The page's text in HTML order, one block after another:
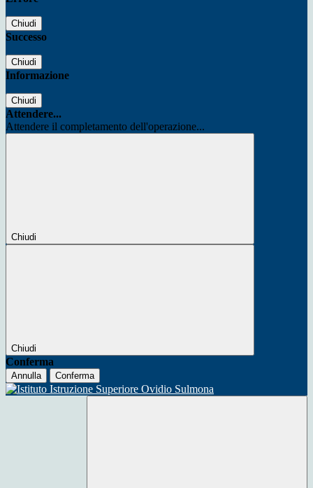
Chiudi
Successo
Chiudi
Informazione
Chiudi
Attendere...
Attendere il completamento dell'operazione...
Chiudi
Chiudi
Conferma
Annulla Conferma